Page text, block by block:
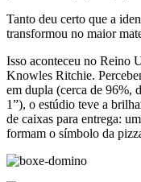
Tanto deu certo que a
transformou no maior
Isso aconteceu no Reino
Knowles Ritchie.
em dupla (cerca de 96%,
1”), o estúdio teve a
de caixas para entrega:
formam o símbolo da